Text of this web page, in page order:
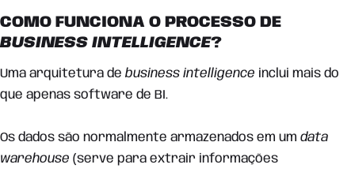
COMO FUNCIONA O PROCESSO DE
BUSINESS INTELLIGENCE?
Uma arquitetura de business intelligence inclui mais do
que apenas software de BI.
Os dados são normalmente armazenados em um data
warehouse (serve para extrair informações